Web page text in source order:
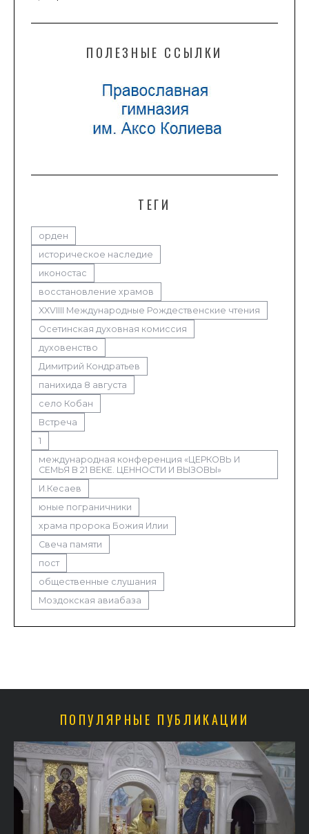
ПОЛЕЗНЫЕ ССЫЛКИ
ТЕГИ
орден
историческое наследие
иконостас
восстановление храмов
XXVIIII Международные Рождественские чтения
Осетинская духовная комиссия
духовенство
Димитрий Кондратьев
панихида 8 августа
село Кобан
Встреча
1
международная конференция «ЦЕРКОВЬ И
СЕМЬЯ В 21 ВЕКЕ. ЦЕННОСТИ И ВЫЗОВЫ»
И.Кесаев
юные пограничники
храма пророка Божия Илии
Свеча памяти
пост
общественные слушания
Моздокская авиабаза
ПОПУЛЯРНЫЕ ПУБЛИКАЦИИ